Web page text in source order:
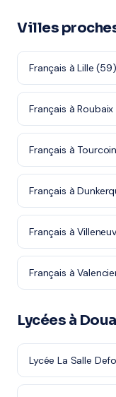
Villes
Français à Lille (59)
Français à
Français à
Français à
Français à
Français à
Lycées à
Lycée La Salle